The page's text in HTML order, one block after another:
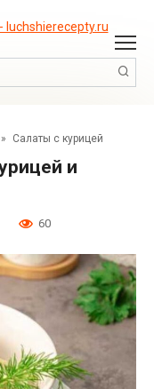
» Салаты с курицей
60